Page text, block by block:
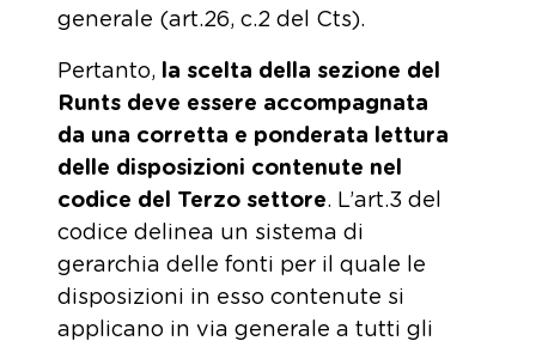
generale (art.26, c.2 del Cts).
Pertanto, la scelta della sezione del
Runts deve essere accompagnata
da una corretta e ponderata lettura
delle disposizioni contenute nel
codice del Terzo settore. L’art.3 del
codice delinea un sistema di
gerarchia delle fonti per il quale le
disposizioni in esso contenute si
applicano in via generale a tutti gli